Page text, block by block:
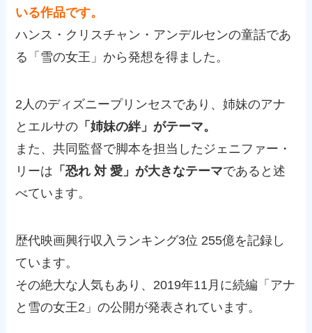
いる作品です。
ハンス・クリスチャン・アンデルセンの童話であ
る「雪の女王」から発想を得ました。
2人のディズニープリンセスであり、姉妹のアナ
とエルサの 「姉妹の絆」がテーマ。
また、共同監督で脚本を担当したジェニファー・
リーは 「恐れ 対 愛」が大きなテーマであると述
べています。
歴代映画興行収入ランキング3位 255億を記録し
ています。
その絶大な人気もあり、2019年11月に続編「アナ
と雪の女王2」の公開が発表されています。